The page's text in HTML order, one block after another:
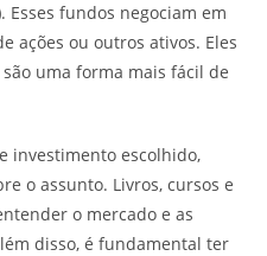
. Esses fundos negociam em
ações ou outros ativos. Eles
uma forma mais fácil de
investimento escolhido,
o assunto. Livros, cursos e
o mercado e as
disso, é fundamental ter